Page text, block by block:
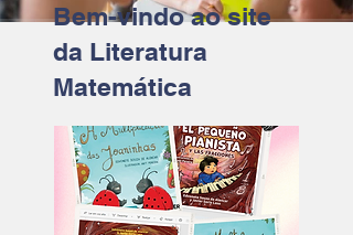
Bem-vindo ao site
da Literatura
Matemática